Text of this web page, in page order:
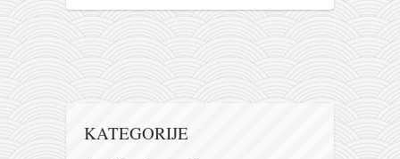
passai
temashiwari
kobudo
bo
KATEGORIJE